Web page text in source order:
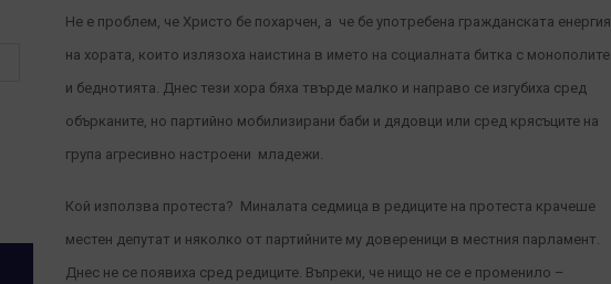
Не е проблем, че Христо бе похарчен, а че бе употребена гражданската енергия
на хората, които излязоха наистина в името на социалната битка с монополите
и беднотията. Днес тези хора бяха твърде малко и направо се изгубиха сред
обърканите, но партийно мобилизирани баби и дядовци или сред крясъците на
група агресивно настроени младежи.
Кой използва протеста? Миналата седмица в редиците на протеста крачеше
местен депутат и няколко от партийните му довереници в местния парламент.
Днес не се появиха сред редиците. Въпреки, че нищо не се е променило –